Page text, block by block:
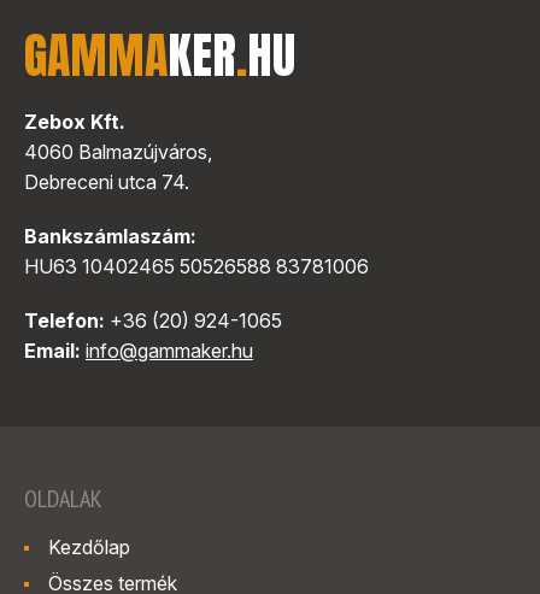
GAMMAKER.HU
Zebox Kft.
4060 Balmazújváros,
Debreceni utca 74.
Bankszámlaszám:
HU63 10402465 50526588 83781006
Telefon: +36 (20) 924-1065
Email: info@gammaker.hu
OLDALAK
Kezdőlap
Összes termék